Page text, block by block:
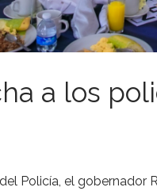
a los
Policía, el gobernador